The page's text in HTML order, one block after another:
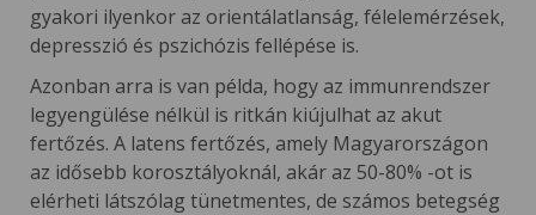
gyakori ilyenkor az orientálatlanság, félelemérzések,
depresszió és pszichózis fellépése is.
Azonban arra is van példa, hogy az immunrendszer
legyengülése nélkül is ritkán kiújulhat az akut
fertőzés. A latens fertőzés, amely Magyarországon
az idősebb korosztályoknál, akár az 50-80% -ot is
elérheti látszólag tünetmentes, de számos betegség